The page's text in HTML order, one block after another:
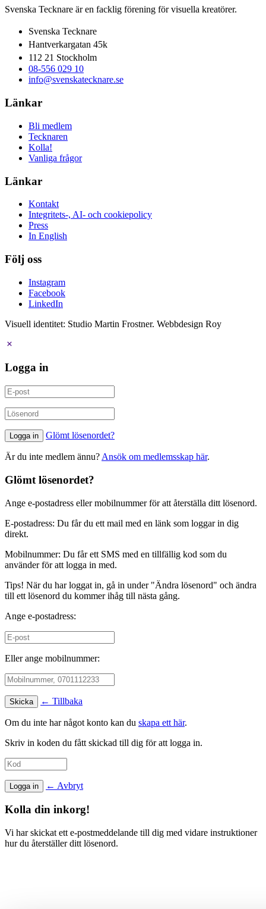
Svenska Tecknare är en facklig förening för visuella kreatörer.
Svenska Tecknare
Hantverkargatan 45k
112 21 Stockholm
08-556 029 10
info@svenskatecknare.se
Länkar
Bli medlem
Tecknaren
Kolla!
Vanliga frågor
Länkar
Kontakt
Integritets-, AI- och cookiepolicy
Press
In English
Följ oss
Instagram
Facebook
LinkedIn
Visuell identitet: Studio Martin Frostner. Webbdesign Roy
Logga in
Glömt lösenordet?
Är du inte medlem ännu? Ansök om medlemsskap här.
Glömt lösenordet?
Ange e-postadress eller mobilnummer för att återställa ditt lösenord.
E-postadress: Du får du ett mail med en länk som loggar in dig
direkt.
Mobilnummer: Du får ett SMS med en tillfällig kod som du
använder för att logga in med.
Tips! När du har loggat in, gå in under "Ändra lösenord" och ändra
till ett lösenord du kommer ihåg till nästa gång.
Ange e-postadress:
Eller ange mobilnummer:
← Tillbaka
Om du inte har något konto kan du skapa ett här.
Skriv in koden du fått skickad till dig för att logga in.
← Avbryt
Kolla din inkorg!
Vi har skickat ett e-postmeddelande till dig med vidare instruktioner
hur du återställer ditt lösenord.